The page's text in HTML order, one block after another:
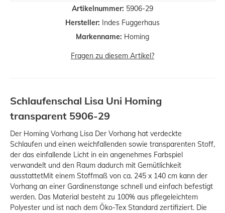
Artikelnummer: 5906-29
Hersteller: Indes Fuggerhaus
Markenname: Homing
Fragen zu diesem Artikel?
Schlaufenschal Lisa Uni Homing
transparent 5906-29
Der Homing Vorhang Lisa Der Vorhang hat verdeckte
Schlaufen und einen weichfallenden sowie transparenten Stoff,
der das einfallende Licht in ein angenehmes Farbspiel
verwandelt und den Raum dadurch mit Gemütlichkeit
ausstattetMit einem Stoffmaß von ca. 245 x 140 cm kann der
Vorhang an einer Gardinenstange schnell und einfach befestigt
werden. Das Material besteht zu 100% aus pflegeleichtem
Polyester und ist nach dem Öko-Tex Standard zertifiziert. Die